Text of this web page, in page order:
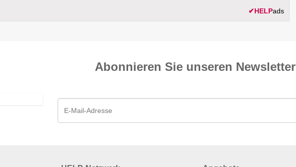
✔HELPads
Abonnieren Sie unseren News­letter